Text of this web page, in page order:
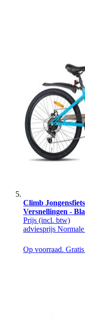
Climb
Versnellingen -
Prijs (incl. btw)
adviesprijs
Op voorraad.